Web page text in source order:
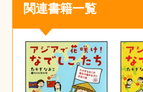
関連書籍一覧